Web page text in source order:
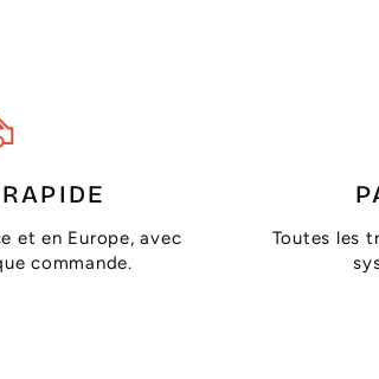
et en Europe, avec
commande.
Toutes les